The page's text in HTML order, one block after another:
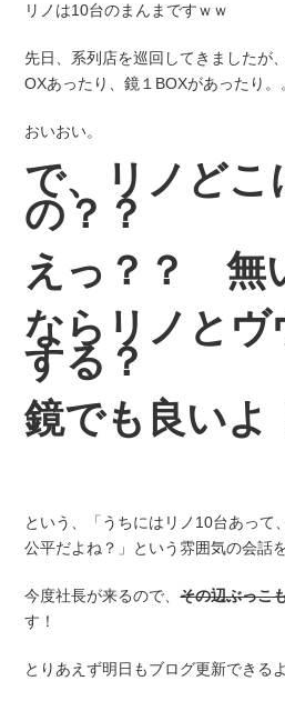
リノは10台のまんまですｗｗ
先日、系列店を巡回してきましたが
OXあったり、鏡１BOXがあったり
おいおい。
で、リノどこ
の？？
えっ？？無
なら リノと
する？
鏡でも良いよ
という、「うちにはリノ10台あって
公平だよね？」という雰囲気の会話
今度社長が来るので、その辺ぶっこ
す！
とりあえず明日もブログ更新できる